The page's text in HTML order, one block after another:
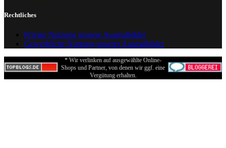
Rechtliches
Private Nutzung unserer Ausmalbilder
Gewerbliche Nutzung unserer Ausmalbilder
* Wir verlinken auf ausgewählte Online-
Shops und Partner, von denen wir ggf. eine
Vergütung erhalten.